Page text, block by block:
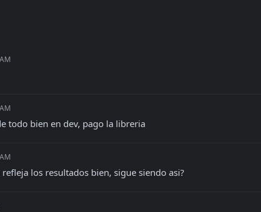
todo bien en dev, pago la libreria
los resultados bien, sigue siendo asi?